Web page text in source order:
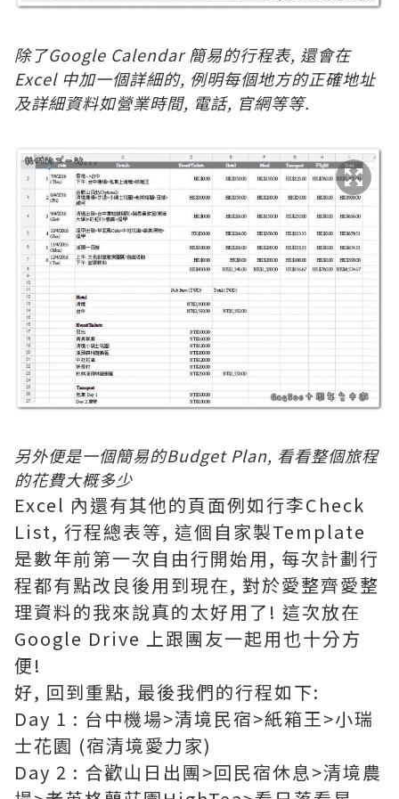
除了Google Calendar 簡易的行程表, 還會在
Excel 中加一個詳細的, 例明每個地方的正確地址
及詳細資料如營業時間, 電話, 官網等等.
另外便是一個簡易的Budget Plan, 看看整個旅程
的花費大概多少
Excel 內還有其他的頁面例如行李Check
List, 行程總表等, 這個自家製Template
是數年前第一次自由行開始用, 每次計劃行
程都有點改良後用到現在, 對於愛整齊愛整
理資料的我來說真的太好用了! 這次放在
Google Drive 上跟團友一起用也十分方
便!
好, 回到重點, 最後我們的行程如下:
Day 1 : 台中機場>清境民宿>紙箱王>小瑞
士花園 (宿清境愛力家)
Day 2 : 合歡山日出團>回民宿休息>清境農